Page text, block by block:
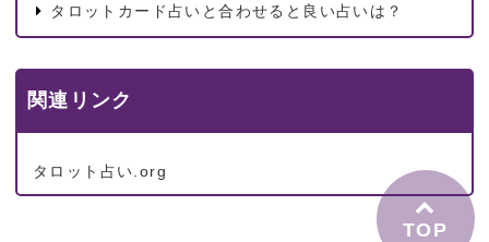
タロットカード占いと合わせると良い占いは？
関連リンク
タロット占い.org
TOP